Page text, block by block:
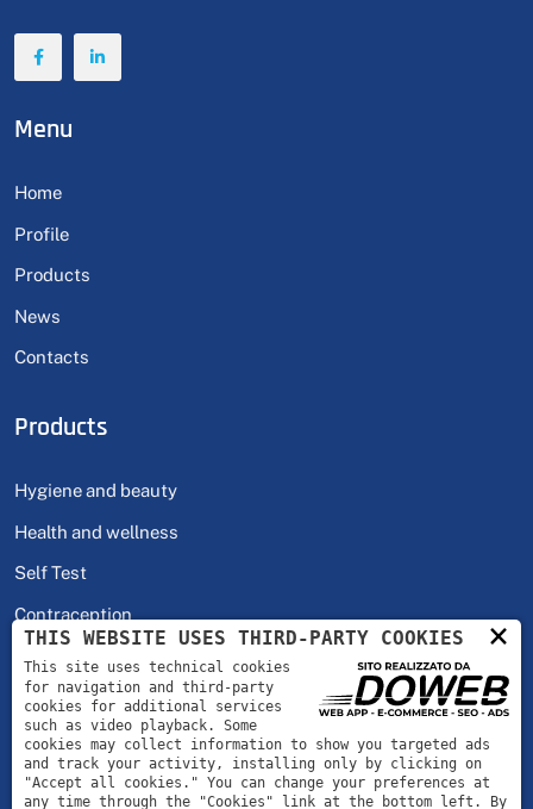
Menu
Home
Profile
Products
News
Contacts
Products
Hygiene and beauty
Health and wellness
Self Test
Contraception
Hours
Monday - Friday 08:00 | 18:00
×
THIS WEBSITE USES THIRD-PARTY COOKIES
This site uses technical cookies
for navigation and third-party
cookies for additional services
such as video playback. Some
cookies may collect information to show you targeted ads
and track your activity, installing only by clicking on
"Accept all cookies." You can change your preferences at
any time through the "Cookies" link at the bottom left. By